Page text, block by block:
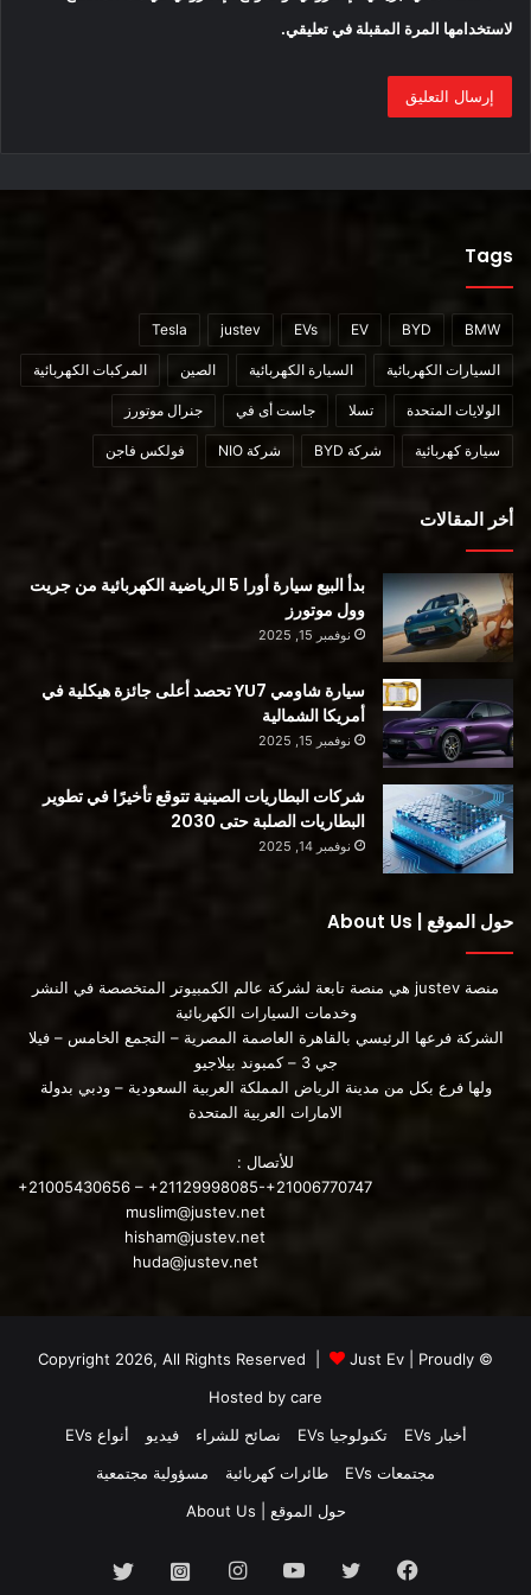
prototype-spied/
محتوى مدفوع
السيارة الكهربائية QQ Ant Z
معرض شنغهاي للسيارات
لاستخدامها المرة المقبلة في تعليقي.
Tags
BMW
BYD
EV
EVs
justev
Tesla
السيارات الكهربائية السيارة الكهربائية الصين المركبات الكهربائية
الولايات المتحدة تسلا جاست أى في جنرال موتورز
سيارة كهربائية شركة BYD شركة NIO فولكس فاجن
أخر المقالات
بدأ البيع سيارة أورا 5 الرياضية الكهربائية من جريت
وول موتورز
نوفمبر 15, 2025
سيارة شاومي YU7 تحصد أعلى جائزة هيكلية في
أمريكا الشمالية
نوفمبر 15, 2025
شركات البطاريات الصينية تتوقع تأخيرًا في تطوير
البطاريات الصلبة حتى 2030
نوفمبر 14, 2025
حول الموقع | About Us
منصة justev هي منصة تابعة لشركة عالم الكمبيوتر المتخصصة في النشر
وخدمات السيارات الكهربائية
الشركة فرعها الرئيسي بالقاهرة العاصمة المصرية – التجمع الخامس – فيلا
جي 3 – كمبوند بيلاجيو
ولها فرع بكل من مدينة الرياض المملكة العربية السعودية – ودبي بدولة
الامارات العربية المتحدة
للأتصال :
+21005430656 – +21129998085-+21006770747
muslim@justev.net
hisham@justev.net
huda@justev.net
© Copyright 2026, All Rights Reserved |
Just Ev | Proudly
Hosted by care
أخبار EVs
تكنولوجيا EVs نصائح للشراء فيديو
أنواع EVs
مجتمعات EVs
طائرات كهربائية
مسؤولية مجتمعية
حول الموقع | About Us
فيسبوك تويتر يوتيوبانستقرامانستجرامتويتر